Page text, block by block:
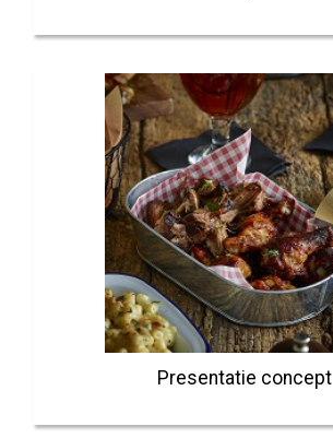
Presentatie concept